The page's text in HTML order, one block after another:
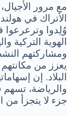
مع مرور
الأتراك في
وُلِدوا وترعرعوا
الهوية التركية
ومشاركتهم
يعزز من
البلاد. إن
والرياضة، تسهم
جزء لا يتجزأ من